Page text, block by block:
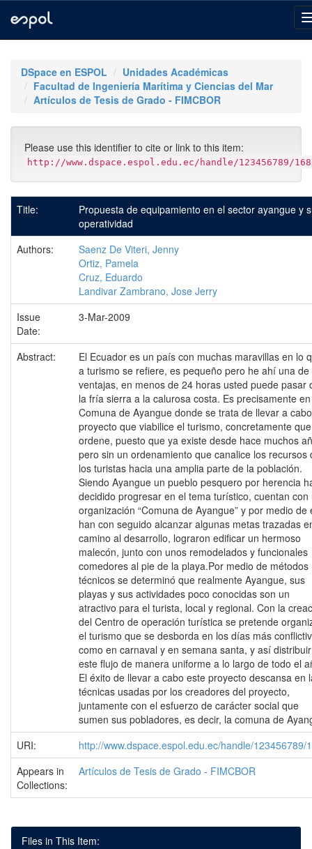
navigationDSpace en ESPOL
Unidades Académicas
Facultad de Ingeniería Marítima y Ciencias del Mar
Artículos de Tesis de Grado - FIMCBOR
Please use this identifier to cite or link to this item:
http://www.dspace.espol.edu.ec/handle/123456789/
Title:
Propuesta de equipamiento en el sector ayangue y
operatividad
Authors:
Saenz De Viteri, Jenny
Ortiz, Pamela
Cruz, Eduardo
Landivar Zambrano, Jose Jerry
Issue
Date:
3-Mar-2009
Abstract:
El Ecuador es un país con muchas maravillas en lo
a turismo se refiere, es pequeño pero he ahí una de
ventajas, en menos de 24 horas usted puede pasar
la fría sierra a la calurosa costa. Es precisamente
Comuna de Ayangue donde se trata de llevar a
proyecto que viabilice el turismo, concretamente
ordene, puesto que ya existe desde hace muchos
pero sin un ordenamiento que canalice los recursos
los turistas hacia una amplia parte de la población.
Siendo Ayangue un pueblo pesquero por herencia
decidido progresar en el tema turístico, cuentan con
organización “Comuna de Ayangue” y por medio de
han con seguido alcanzar algunas metas trazadas
camino al desarrollo, lograron edificar un hermoso
malecón, junto con unos remodelados y funcionales
comedores al pie de la playa.Por medio de métodos
técnicos se determinó que realmente Ayangue, sus
playas y sus actividades poco conocidas son un
atractivo para el turista, local y regional. Con la
del Centro de operación turística se pretende
el turismo que se desborda en los días más
como en carnaval y en semana santa, y así distribuir
este flujo de manera uniforme a lo largo de todo el
El éxito de llevar a cabo este proyecto descansa en
técnicas usadas por los creadores del proyecto,
juntamente con el esfuerzo de carácter social que
sumen sus pobladores, es decir, la comuna de
URI:
http://www.dspace.espol.edu.ec/handle/123456789/
Appears in
Collections:
Artículos de Tesis de Grado - FIMCBOR
Files in This Item: